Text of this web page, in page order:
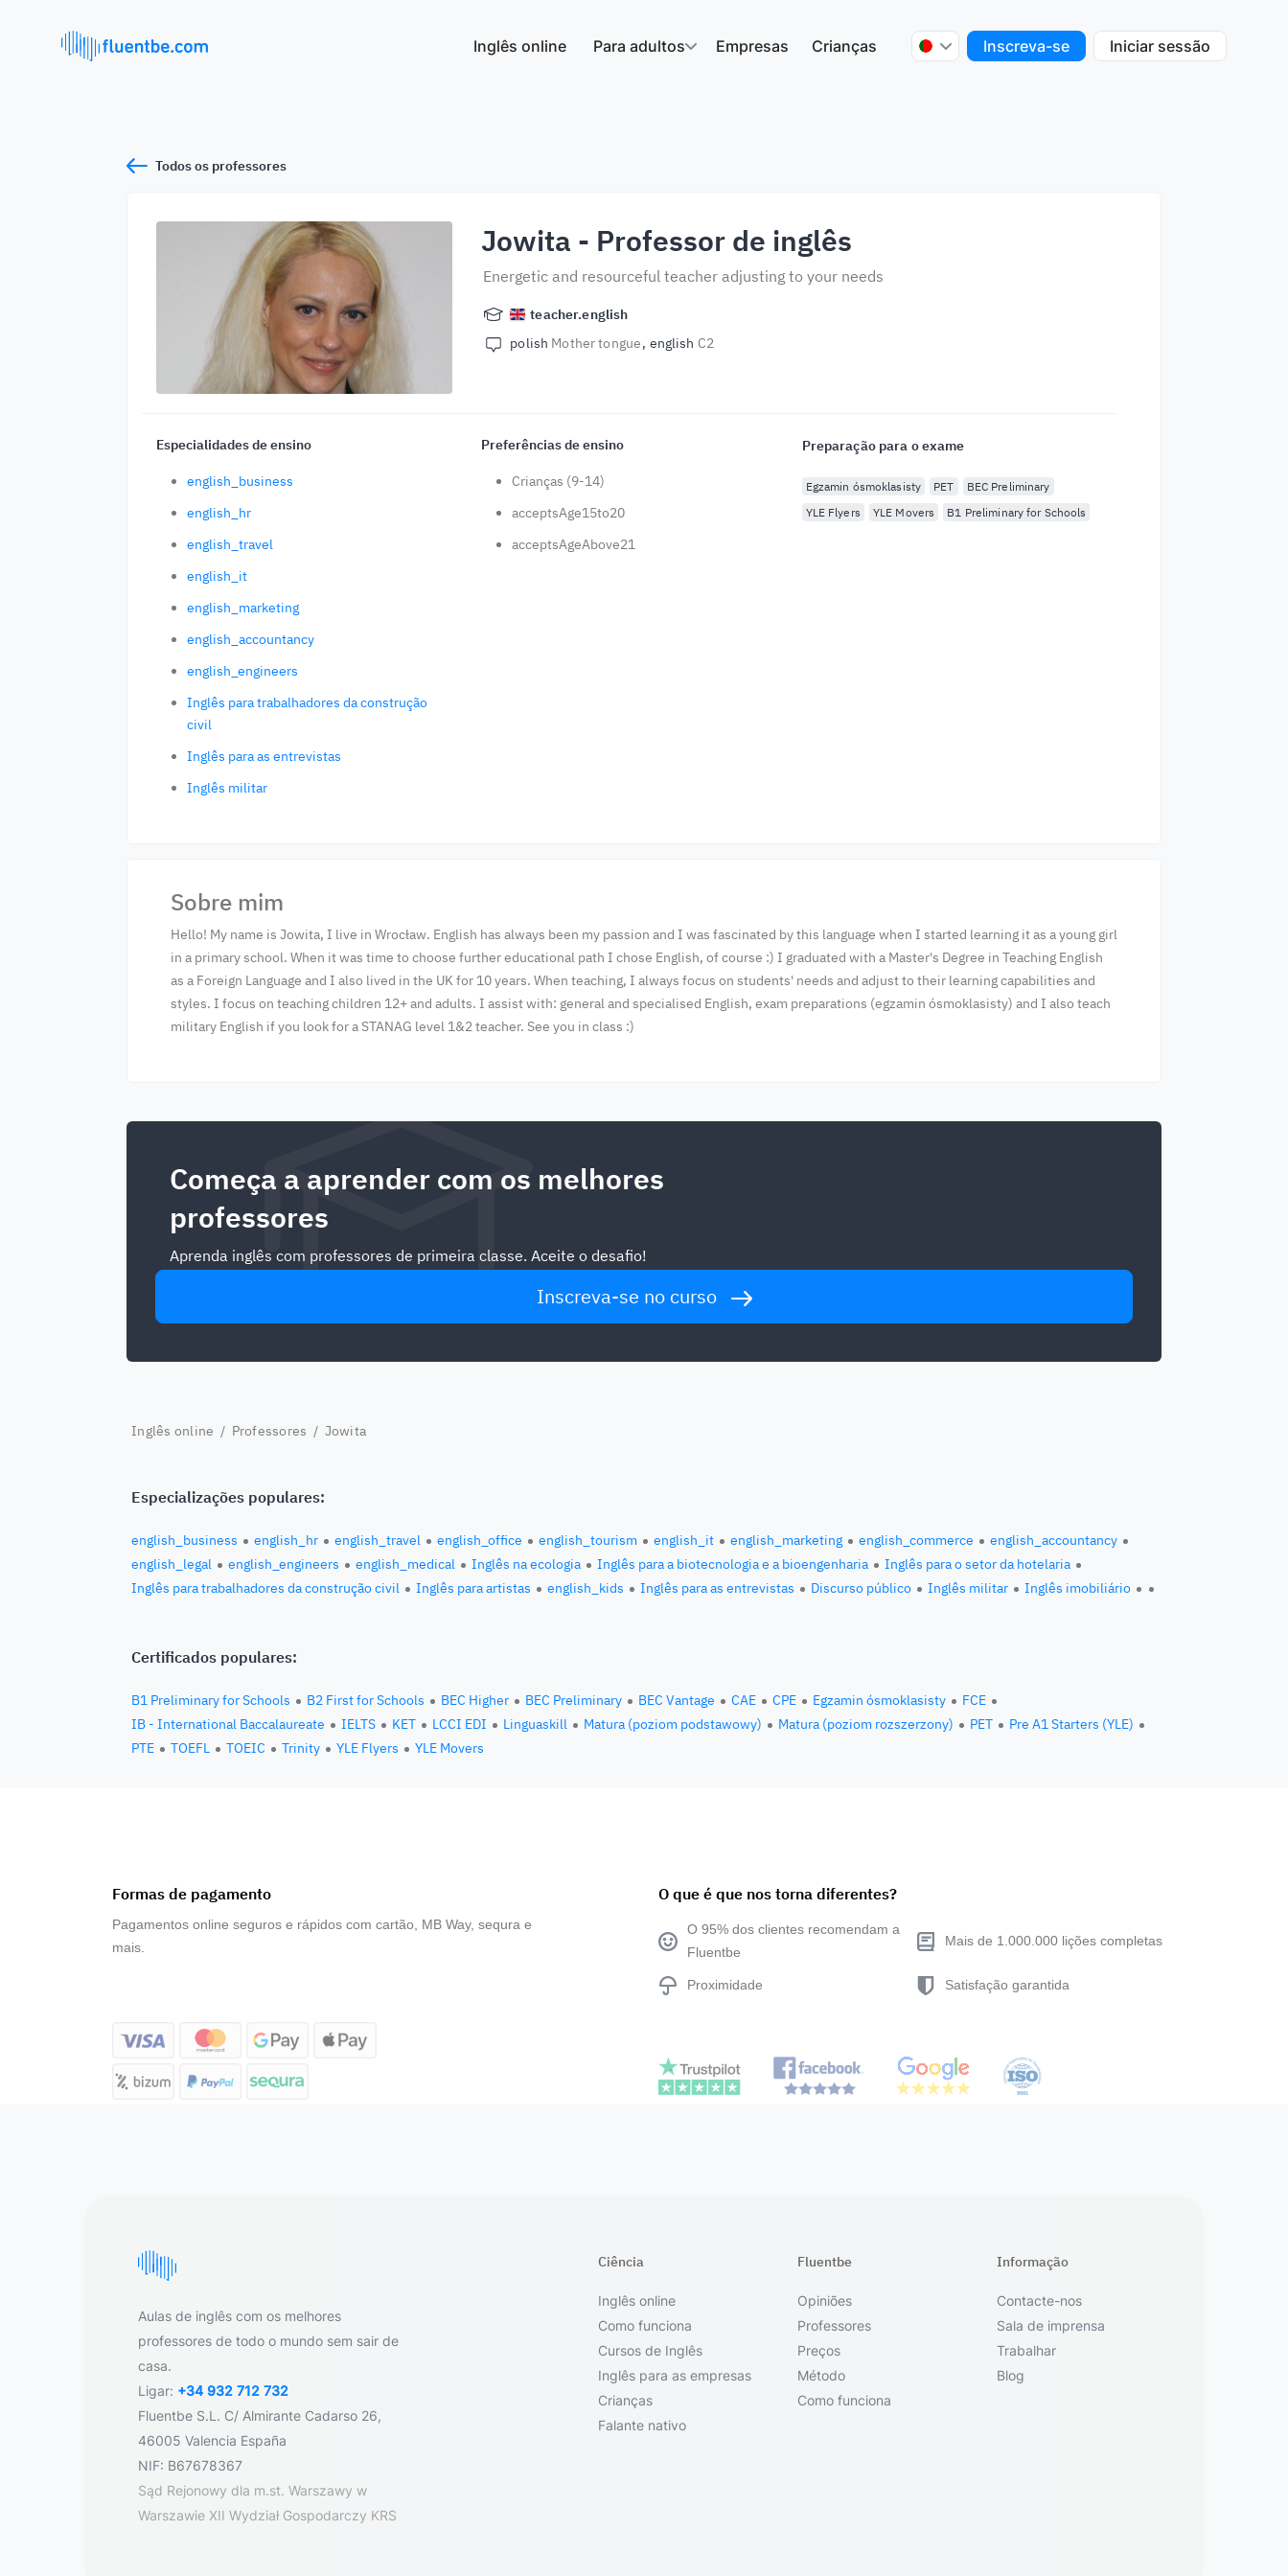
Inglês online Para adultos Empresas Crianças Inscreva-se Iniciar sessão
Todos os professores
Jowita - Professor de inglês
Energetic and resourceful teacher adjusting to your needs
teacher.english
polish Mother tongue english C2
Especialidades de ensino
english_business
english_hr
english_travel
english_it
english_marketing
english_accountancy
english_engineers
Inglês para trabalhadores da construção
civil
Inglês para as entrevistas
Inglês militar
Preferências de ensino
Crianças (9-14)
acceptsAge15to20
acceptsAgeAbove21
Preparação para o exame
Egzamin ósmoklasisty PET
BEC Preliminary
YLE Flyers
YLE Movers B1 Preliminary for Schools
Sobre mim
Hello! My name is Jowita, I live in Wrocław. English has always been my passion and I was fascinated by this language when I started learning it as a young girl
in a primary school. When it was time to choose further educational path I chose English, of course :) I graduated with a Master's Degree in Teaching English
as a Foreign Language and I also lived in the UK for 10 years. When teaching, I always focus on students' needs and adjust to their learning capabilities and
styles. I focus on teaching children 12+ and adults. I assist with: general and specialised English, exam preparations (egzamin ósmoklasisty) and I also teach
military English if you look for a STANAG level 1&2 teacher. See you in class :)
Começa a aprender com os melhores
professores
Aprenda inglês com professores de primeira classe. Aceite o desafio!
Inscreva-se no curso
Inglês online / Professores / Jowita
Especializações populares:
english_business english_hr english_travel english_office english_tourism english_it english_marketing english_commerce
english_accountancy
english_legal
english_engineers english_medical Inglês na ecologia Inglês para a biotecnologia e a bioengenharia
Inglês para o setor da hotelaria
Inglês para trabalhadores da construção civil
Inglês para artistas english_kids Inglês para as entrevistas Discurso público Inglês militar Inglês imobiliário
Certificados populares:
B1 Preliminary for Schools B2 First for Schools BEC Higher BEC Preliminary BEC Vantage CAE CPE Egzamin ósmoklasisty
FCE
IB - International Baccalaureate
IELTS KET LCCI EDI Linguaskill Matura (poziom podstawowy) Matura (poziom rozszerzony) PET
Pre A1 Starters (YLE)
PTE
TOEFL TOEIC Trinity YLE Flyers YLE Movers
Formas de pagamento
Pagamentos online seguros e rápidos com cartão, MB Way, sequra e
mais.
O que é que nos torna diferentes?
O 95% dos clientes recomendam a
Fluentbe
Mais de 1.000.000 lições completas
Proximidade Satisfação garantida
Aulas de inglês com os melhores
professores de todo o mundo sem sair de
casa.
Ligar: +34 932 712 732
Fluentbe S.L. C/ Almirante Cadarso 26,
46005 Valencia España
NIF: B67678367
Sąd Rejonowy dla m.st. Warszawy w
Warszawie XII Wydział Gospodarczy KRS
Ciência
Inglês online
Como funciona
Cursos de Inglês
Inglês para as empresas
Crianças
Falante nativo
Fluentbe
Opiniões
Professores
Preços
Método
Como funciona
Informação
Contacte-nos
Sala de imprensa
Trabalhar
Blog